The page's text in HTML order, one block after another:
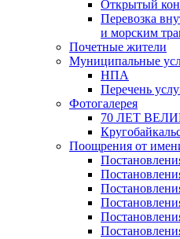
Открытый
Перевозка
и морским
Почетные жители
Муниципальные
НПА
Перечень
Фотогалерея
70 ЛЕТ
Поощрения от